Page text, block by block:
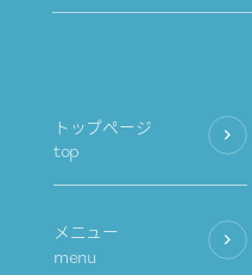
トップページ
top
メニュー
menu